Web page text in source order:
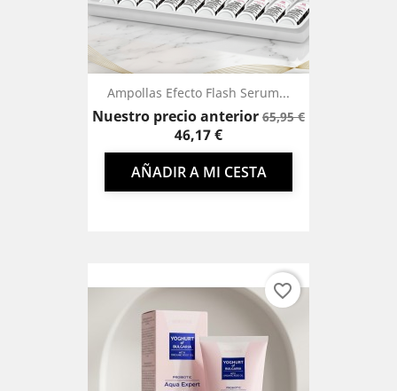
Ampollas Efecto Flash Serum...
Nuestro precio anteriorPrecio
65,95 €Precio
46,17 €
AÑADIR A MI CESTA
favorite_border